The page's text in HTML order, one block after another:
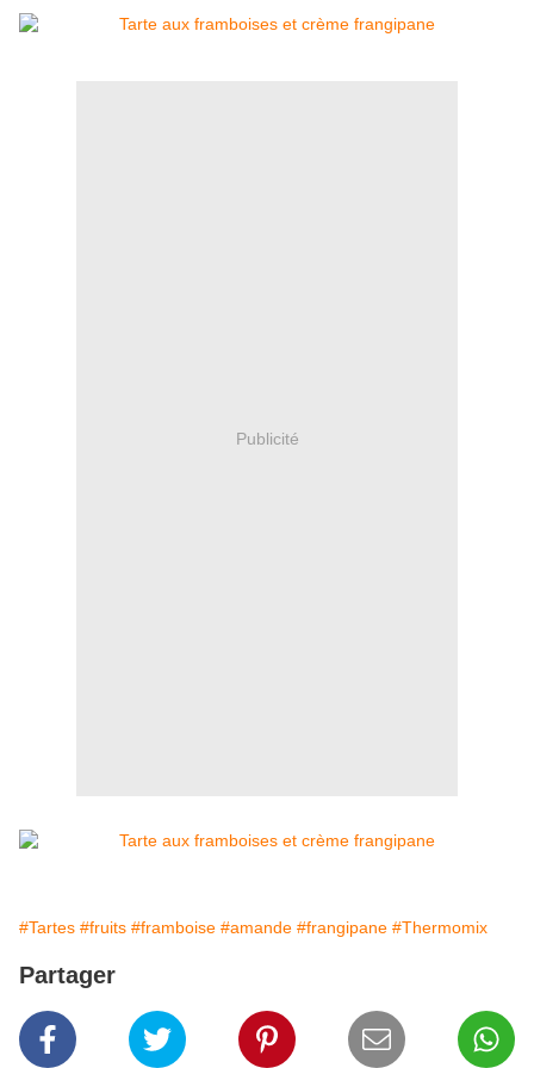
Publicité
#Tartes #fruits #framboise #amande #frangipane #Thermomix
Partager